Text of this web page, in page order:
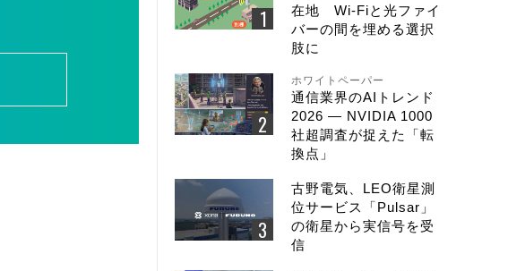
在地 Wi-Fiと光ファイ
バーの間を埋める選択
肢に
ホワイトペーパー
通信業界のAIトレンド
2026 ― NVIDIA 1000
社超調査が捉えた「転
換点」
古野電気、LEO衛星測
位サービス「Pulsar」
の衛星から実信号を受
信